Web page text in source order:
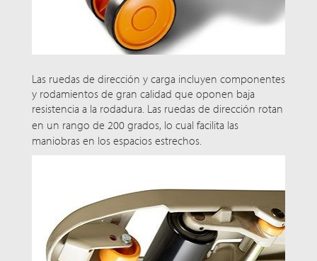
Las ruedas de dirección y carga incluyen componentes
y rodamientos de gran calidad que oponen baja
resistencia a la rodadura. Las ruedas de dirección rotan
en un rango de 200 grados, lo cual facilita las
maniobras en los espacios estrechos.